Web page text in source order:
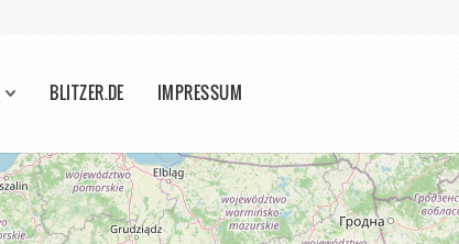
BLITZER.DE IMPRESSUM